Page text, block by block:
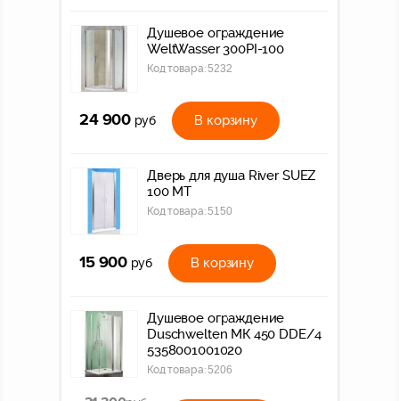
Душевое ограждение
WeltWasser 300PI-100
Код товара:5232
24 900 руб В корзину
Дверь для душа River SUEZ
100 МТ
Код товара:5150
15 900 руб В корзину
Душевое ограждение
Duschwelten МК 450 DDE/4
5358001001020
Код товара:5206